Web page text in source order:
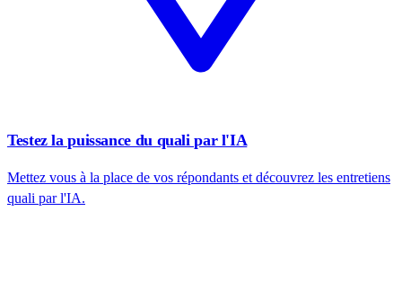
Testez la puissance du quali par l'IA
Mettez vous à la place de vos répondants et découvrez les entretiens
quali par l'IA.